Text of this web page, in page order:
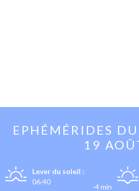
EPHÉMÉRIDES DU
19
Lever du soleil :
06:40
-4 min